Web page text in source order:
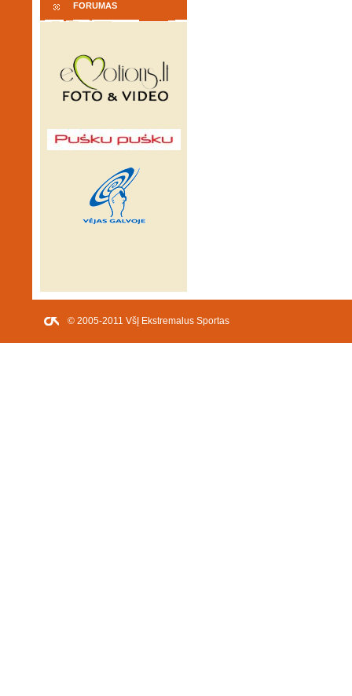
FORUMAS
© 2005-2011 VšĮ Ekstremalus Sportas